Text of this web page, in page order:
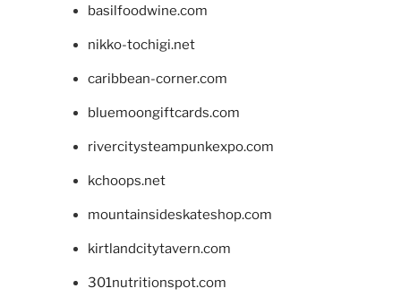
basilfoodwine.com
nikko-tochigi.net
caribbean-corner.com
bluemoongiftcards.com
rivercitysteampunkexpo.com
kchoops.net
mountainsideskateshop.com
kirtlandcitytavern.com
301nutritionspot.com